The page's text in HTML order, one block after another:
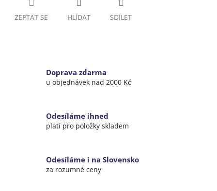
ZEPTAT SE HLÍDAT SDÍLET
Doprava zdarma
u objednávek nad 2000 Kč
Odesíláme ihned
platí pro položky skladem
Odesíláme i na Slovensko
za rozumné ceny